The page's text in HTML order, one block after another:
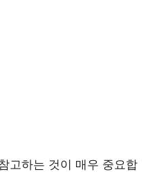
고하는 것이 매우 중요합